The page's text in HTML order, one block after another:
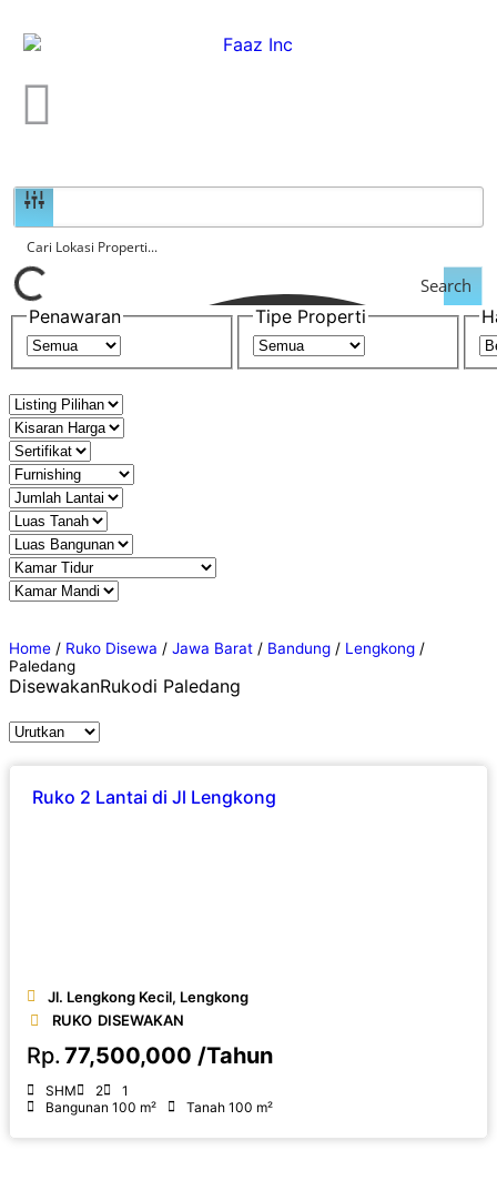
Search
Penawaran
Tipe Properti
Home / Ruko Disewa / Jawa Barat / Bandung / Lengkong /
Paledang
DisewakanRukodi Paledang
Ruko 2 Lantai di Jl Lengkong
Jl. Lengkong Kecil, Lengkong
RUKO DISEWAKAN
Rp.77,500,000 /Tahun
SHM 2
1
Bangunan 100 m²
Tanah 100 m²